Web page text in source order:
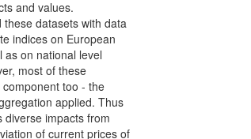
and values.
these datasets with data
indices on European
as on national level
most of these
too - the
applied. Thus
diverse impacts from
of current prices of